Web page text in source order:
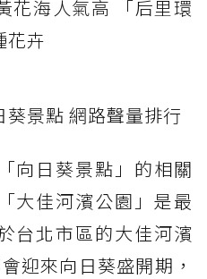
花海人氣高 「后里環
花卉
景點 網路聲量排行
向日葵景點」的相關
大佳河濱公園」是最
台北市區的大佳河濱
迎來向日葵盛開期，